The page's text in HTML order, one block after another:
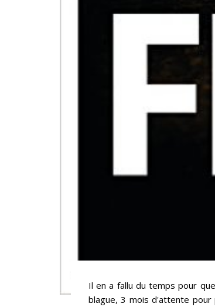
Il en a fallu du temps pour
blague, 3 mois d'attente